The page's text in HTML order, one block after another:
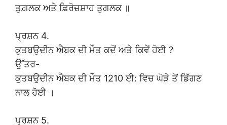
ਤੁਗ਼ਲਕ ਅਤੇ ਫ਼ਿਰੋਜ਼ਸ਼ਾਹ ਤੁਗਲਕ ॥
ਪ੍ਰਸ਼ਨ 4.
ਕੁਤਬਉਦੀਨ ਐਬਕ ਦੀ ਮੌਤ ਕਦੋਂ ਅਤੇ ਕਿਵੇਂ ਹੋਈ ?
ਉੱਤਰ-
ਕੁਤਬਉਦੀਨ ਐਬਕ ਦੀ ਮੌਤ 1210 ਈ: ਵਿਚ ਘੋੜੇ ਤੋਂ ਡਿੱਗਣ
ਨਾਲ ਹੋਈ ।
ਪ੍ਰਸ਼ਨ 5.